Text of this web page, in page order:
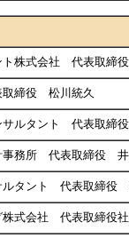
ト株式会社 代表取締
締役 松川統久
サルタント 代表取締
事務所 代表取締役 井
ルタント 代表取締役
株式会社 代表取締役